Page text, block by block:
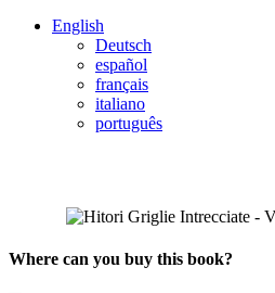
English
Deutsch
español
français
italiano
português
Where can you buy this book?